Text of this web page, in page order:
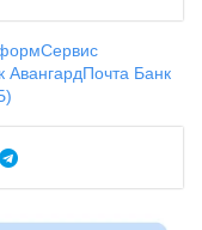
АвангардПочта Банк